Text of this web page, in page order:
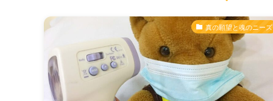
真の願望と魂のニーズ